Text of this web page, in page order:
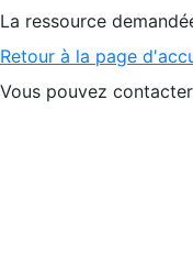
La ressource
Retour à la page
Vous pouvez